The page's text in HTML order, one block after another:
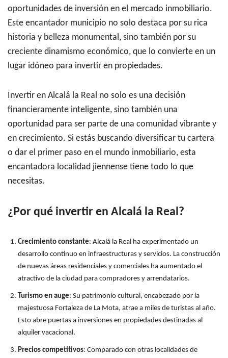
oportunidades de inversión en el mercado inmobiliario.
Este encantador municipio no solo destaca por su rica
historia y belleza monumental, sino también por su
creciente dinamismo económico, que lo convierte en un
lugar idóneo para invertir en propiedades.
Invertir en Alcalá la Real no solo es una decisión
financieramente inteligente, sino también una
oportunidad para ser parte de una comunidad vibrante y
en crecimiento. Si estás buscando diversificar tu cartera
o dar el primer paso en el mundo inmobiliario, esta
encantadora localidad jiennense tiene todo lo que
necesitas.
¿Por qué invertir en Alcalá la Real?
Crecimiento constante: Alcalá la Real ha experimentado un
desarrollo continuo en infraestructuras y servicios. La construcción
de nuevas áreas residenciales y comerciales ha aumentado el
atractivo de la ciudad para compradores y arrendatarios.
Turismo en auge: Su patrimonio cultural, encabezado por la
majestuosa Fortaleza de La Mota, atrae a miles de turistas al año.
Esto abre puertas a inversiones en propiedades destinadas al
alquiler vacacional.
Precios competitivos: Comparado con otras localidades de